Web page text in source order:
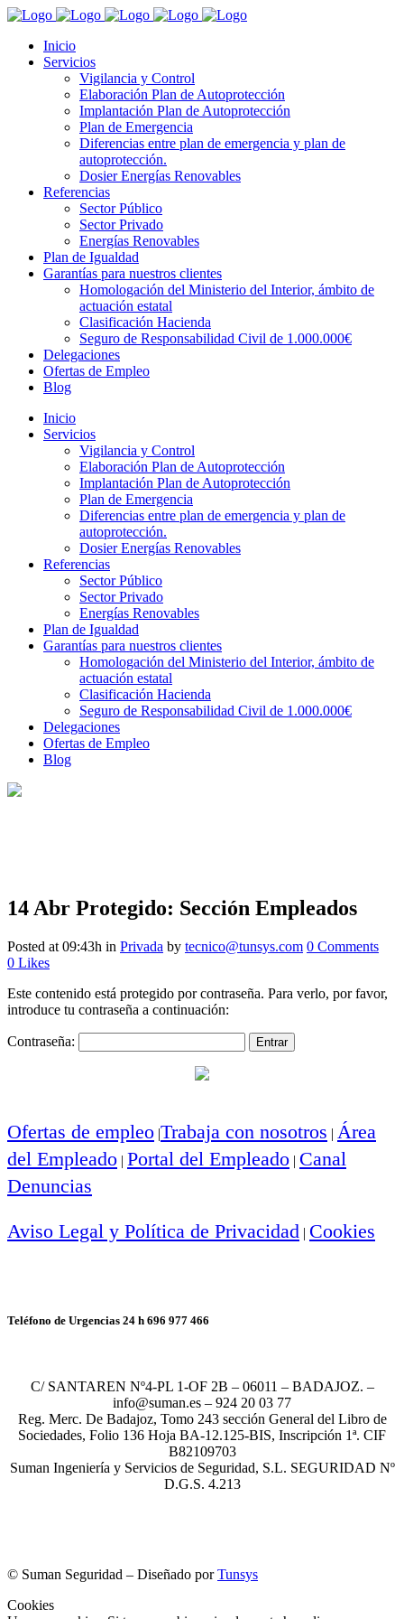
Inicio
Servicios
Vigilancia y Control
Elaboración Plan de Autoprotección
Implantación Plan de Autoprotección
Plan de Emergencia
Diferencias entre plan de emergencia y plan de
autoprotección.
Dosier Energías Renovables
Referencias
Sector Público
Sector Privado
Energías Renovables
Plan de Igualdad
Garantías para nuestros clientes
Homologación del Ministerio del Interior, ámbito de
actuación estatal
Clasificación Hacienda
Seguro de Responsabilidad Civil de 1.000.000€
Delegaciones
Ofertas de Empleo
Blog
Inicio
Servicios
Vigilancia y Control
Elaboración Plan de Autoprotección
Implantación Plan de Autoprotección
Plan de Emergencia
Diferencias entre plan de emergencia y plan de
autoprotección.
Dosier Energías Renovables
Referencias
Sector Público
Sector Privado
Energías Renovables
Plan de Igualdad
Garantías para nuestros clientes
Homologación del Ministerio del Interior, ámbito de
actuación estatal
Clasificación Hacienda
Seguro de Responsabilidad Civil de 1.000.000€
Delegaciones
Ofertas de Empleo
Blog
14 Abr Protegido: Sección Empleados
Posted at 09:43h in Privada by tecnico@tunsys.com 0 Comments
0 Likes
Este contenido está protegido por contraseña. Para verlo, por favor,
introduce tu contraseña a continuación:
Contraseña:
Ofertas de empleo |Trabaja con nosotros | Área
del Empleado | Portal del Empleado | Canal
Denuncias
Aviso Legal y Política de Privacidad | Cookies
Teléfono de Urgencias 24 h 696 977 466
C/ SANTAREN Nº4-PL 1-OF 2B – 06011 – BADAJOZ. –
info@suman.es – 924 20 03 77
Reg. Merc. De Badajoz, Tomo 243 sección General del Libro de
Sociedades, Folio 136 Hoja BA-12.125-BIS, Inscripción 1ª. CIF
B82109703
Suman Ingeniería y Servicios de Seguridad, S.L. SEGURIDAD Nº
D.G.S. 4.213
© Suman Seguridad – Diseñado porTunsys
Cookies